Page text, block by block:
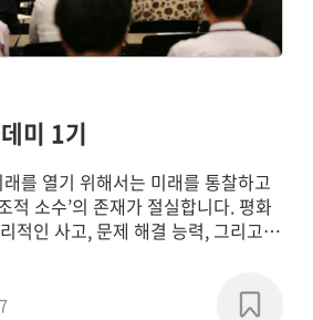
미 1기
를 열기 위해서는 미래를 통찰하고
적 소수’의 존재가 절실합니다. 평화
적인 사고, 문제 해결 능력, 그리고